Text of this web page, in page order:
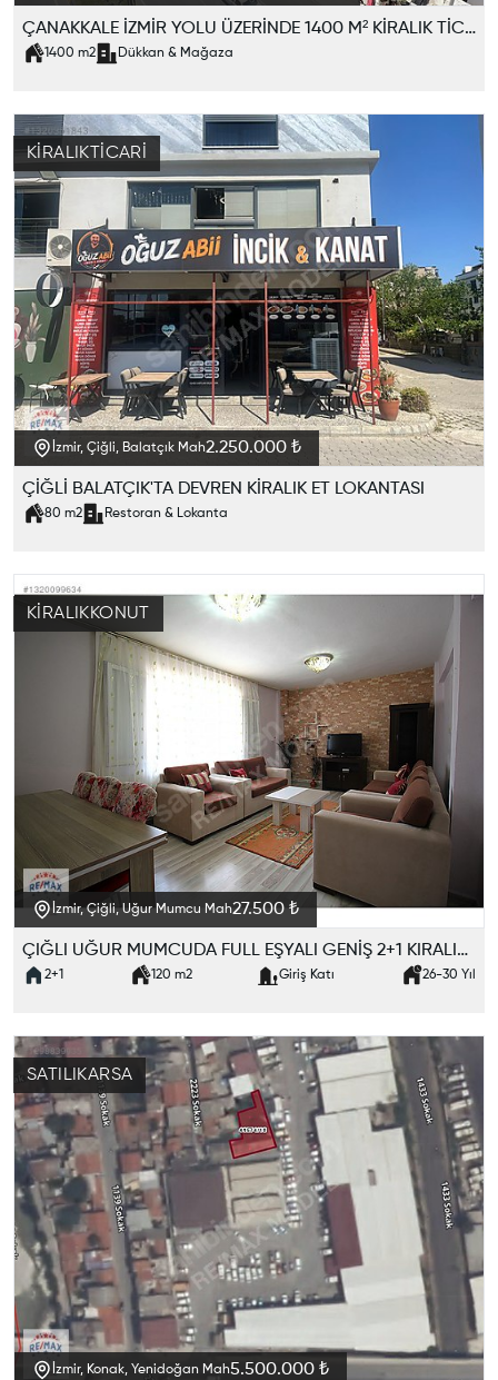
ÇANAKKALE İZMİR YOLU ÜZERİNDE 1400 M² KİRALIK TİCARİ KAT
1400 m2 Dükkan & Mağaza
İzmir, Çiğli, Balatçık Mah2.250.000 ₺
ÇİĞLİ BALATÇIK'TA DEVREN KİRALIK ET LOKANTASI
80 m2 Restoran & Lokanta
KIRALIKTICARI
İzmir, Çiğli, Uğur Mumcu Mah27.500 ₺
ÇIĞLI UĞUR MUMCUDA FULL EŞYALI GENİŞ 2+1 KIRALIK DAIRE
2+1 120 m2 Giriş Katı 26-30 Yıl
KIRALIKKONUT
İzmir, Konak, Yenidoğan Mah5.500.000 ₺
SATILIKARSA